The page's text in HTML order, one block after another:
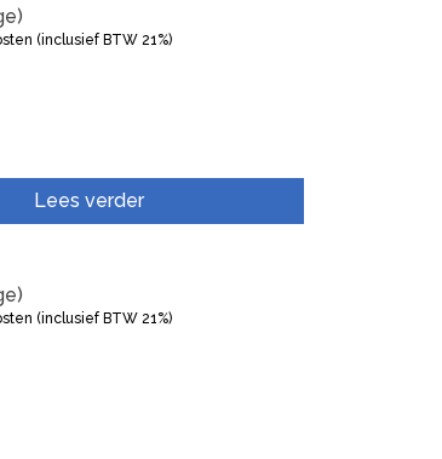
(inclusief BTW 21%)
Lees verder
(inclusief BTW 21%)